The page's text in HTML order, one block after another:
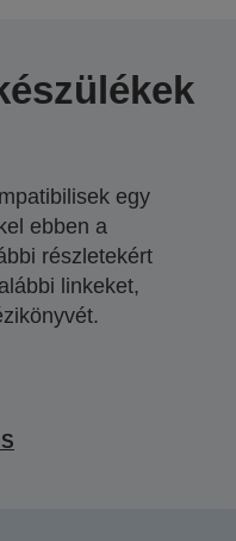
egy
ebben a
részletekért
linkeket,